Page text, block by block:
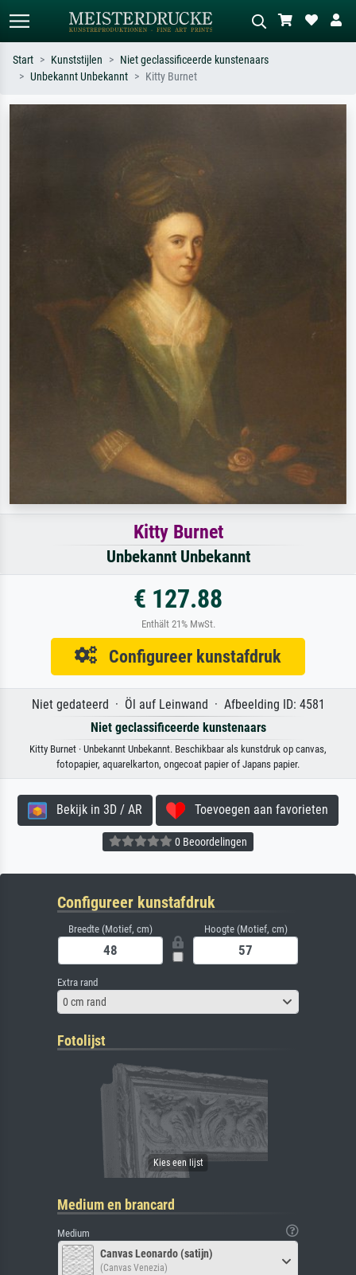
Start Kunststijlen
Niet geclassificeerde kunstenaars
Unbekannt Unbekannt
Kitty Burnet
Kitty Burnet
Unbekannt Unbekannt
€ 127.88
Enthält 21% MwSt.
Configureer kunstafdruk
Niet gedateerd · Öl auf Leinwand · Afbeelding ID: 4581
Niet geclassificeerde kunstenaars
Kitty Burnet · Unbekannt Unbekannt. Beschikbaar als kunstdruk op canvas,
fotopapier, aquarelkarton, ongecoat papier of Japans papier.
Bekijk in 3D / AR Toevoegen aan favorieten
0 Beoordelingen
Configureer kunstafdruk
Breedte (Motief, cm) Hoogte (Motief, cm)
Extra rand
0 cm rand
Fotolijst
Medium en brancard
Medium
Canvas Leonardo (satijn)
(Canvas Venezia)